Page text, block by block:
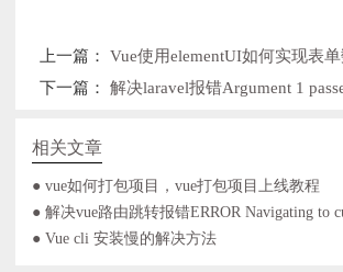
上一篇： Vue使用elementUI如何实现表
下一篇： 解决laravel报错Argument 1
相关文章
● vue如何打包项目，vue打包项目上线教程
● Vue cli 安装慢的解决方法